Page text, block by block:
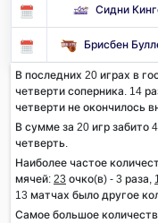
Сидни
Брисбен
В последних 20 играх в
четверти соперника. 14
четверти не окончилось
В сумме за 20 игр забито
четверть.
Наиболее частое
мячей: 23 очко(в) - 3 раза,
13 матчах было другое
Самое большое